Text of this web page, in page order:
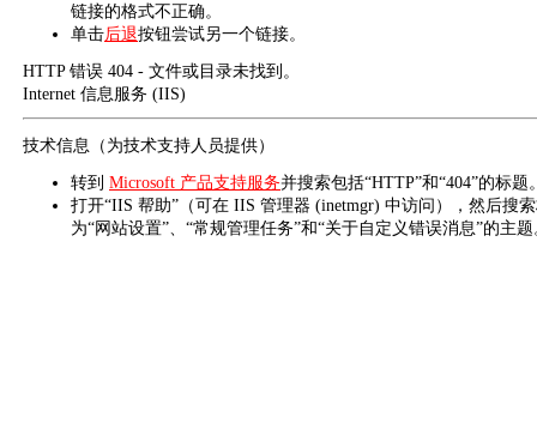
链接的格式不正确。
单击后退按钮尝试另一个链接。
HTTP 错误 404 - 文件或目录未找到。
Internet 信息服务 (IIS)
技术信息（为技术支持人员提供）
转到 Microsoft 产品支持服务并搜索包括“HTTP”和“404”的标题
打开“IIS 帮助”（可在 IIS 管理器 (inetmgr) 中访问），然后搜
为“网站设置”、“常规管理任务”和“关于自定义错误消息”的主题